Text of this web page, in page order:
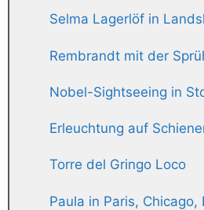
Selma Lagerlöf in
Rembrandt mit der
Nobel-Sightseeing in
Erleuchtung auf
Torre del Gringo Loco
Paula in Paris, Chicago,